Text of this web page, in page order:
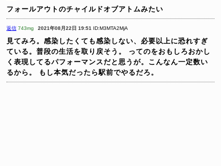
フォールアウトのチャイルドオブアトムみたい
返信 743mg 2021年08月22日 19:51 ID:M3MTA2MjA
見てみろ。感染したくても感染しない、必要以上に恐れすぎ
ている。普段の生活を取り戻そう。
ってのをおもしろおかし
く表現してるパフォーマンスだと思うが。こんなん一定数い
るから。
もし本気だったら駅前でやるだろ。